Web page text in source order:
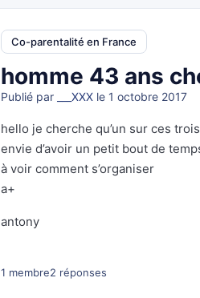
Co-parentalité en France
homme 43 ans
Publié par ___XXX le 1 octobre 2017
hello je cherche qu’un sur ces
envie d’avoir un petit bout de
à voir comment s’organiser
a+
antony
1 membre2 réponses